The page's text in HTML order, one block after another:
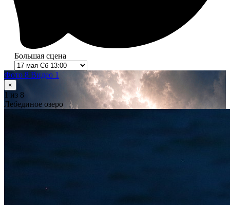
Большая сцена
Фото 8 Видео 1
×
1 из 8
Лебединое озеро